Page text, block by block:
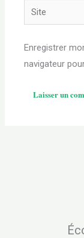
Site
Enregistrer
navigateur